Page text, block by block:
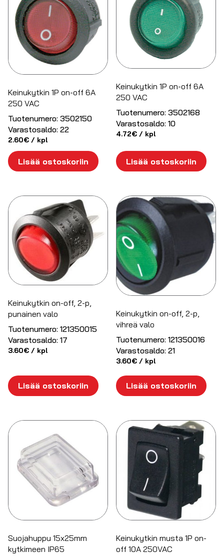
Keinukytkin 1P on-off 6A
250 VAC
Tuotenumero: 3502150
Varastosaldo: 22
2.60€ / kpl
Lisää ostoskoriin
Keinukytkin 1P on-off 6A
250 VAC
Tuotenumero: 3502168
Varastosaldo: 10
4.72€ / kpl
Lisää ostoskoriin
Keinukytkin on-off, 2-p,
punainen valo
Tuotenumero: 121350015
Varastosaldo: 17
3.60€ / kpl
Lisää ostoskoriin
Keinukytkin on-off, 2-p,
vihreä valo
Tuotenumero: 121350016
Varastosaldo: 21
3.60€ / kpl
Lisää ostoskoriin
Suojahuppu 15x25mm
kytkimeen IP65
Keinukytkin musta 1P on-
off 10A 250VAC